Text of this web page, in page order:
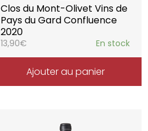
Clos du Mont-Olivet Vins de
Pays du Gard Confluence
2020
13,90€ En stock
Ajouter au panier